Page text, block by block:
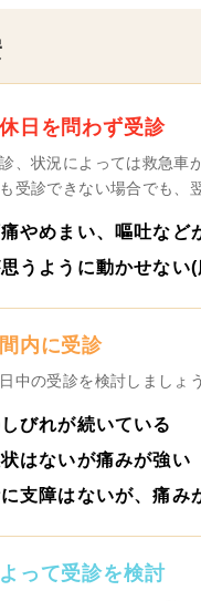
日を問わず受診
、状況によっては救急車
受診できない場合でも、
やめまい、嘔吐など
うように動かせない
内に受診
中の受診を検討しましょう
びれが続いている
はないが痛みが強い
支障はないが、痛み
って受診を検討